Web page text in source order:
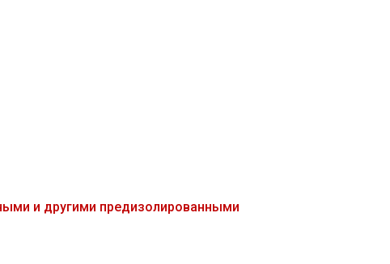
и другими предизолированными